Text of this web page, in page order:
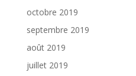
octobre 2019
septembre 2019
août 2019
juillet 2019